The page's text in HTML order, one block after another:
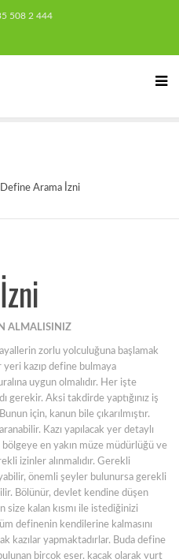
508 2 444
Define Arama İzni
ALMALISINIZ
zorlu yolculuğuna başlamak
kazıp define bulmaya
uygun olmalıdır. Her işte
gerekir. Aksi takdirde yaptığınız iş
için, kanun bile çıkarılmıştır.
Kazı yapılacak yer detaylı
bölgeye en yakın müze müdürlüğü ve
izinler alınmalıdır. Gerekli
önemli şeyler bulunursa gerekli
Bölünür, devlet kendine düşen
size kalan kısmı ile istediğinizi
definenin kendilerine kalmasını
kazılar yapmaktadırlar. Buda define
birçok eser, kaçak olarak yurt